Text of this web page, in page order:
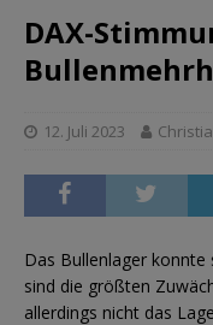
DAX-
12. Juli 2023
Das Bullenlager
sind die größten
allerdings nicht das